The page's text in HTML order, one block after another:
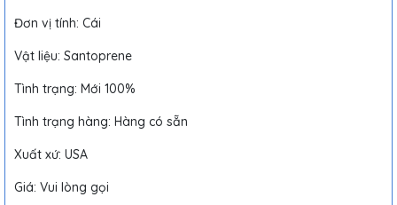
Đơn vị tính: Cái
Vật liệu: Santoprene
Tình trạng: Mới 100%
Tình trạng hàng: Hàng có sẵn
Xuất xứ: USA
Giá: Vui lòng gọi